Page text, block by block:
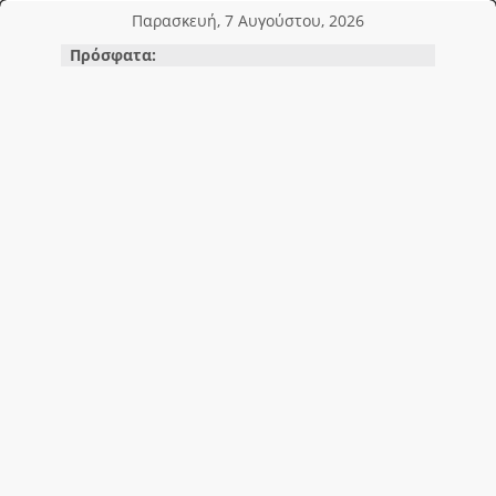
Μετάβαση
περιεχόμενο
Παρασκευή, 7 Αυγούστου, 2026
Πρόσφατα: